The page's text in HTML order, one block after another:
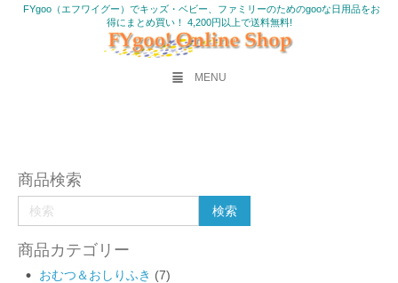
FYgoo（エフワイグー）でキッズ・ベビー、ファミリーのためのgooな日用品をお
得にまとめ買い！ 4,200円以上で送料無料!
MENU
商品検索
商品カテゴリー
おむつ＆おしりふき (7)